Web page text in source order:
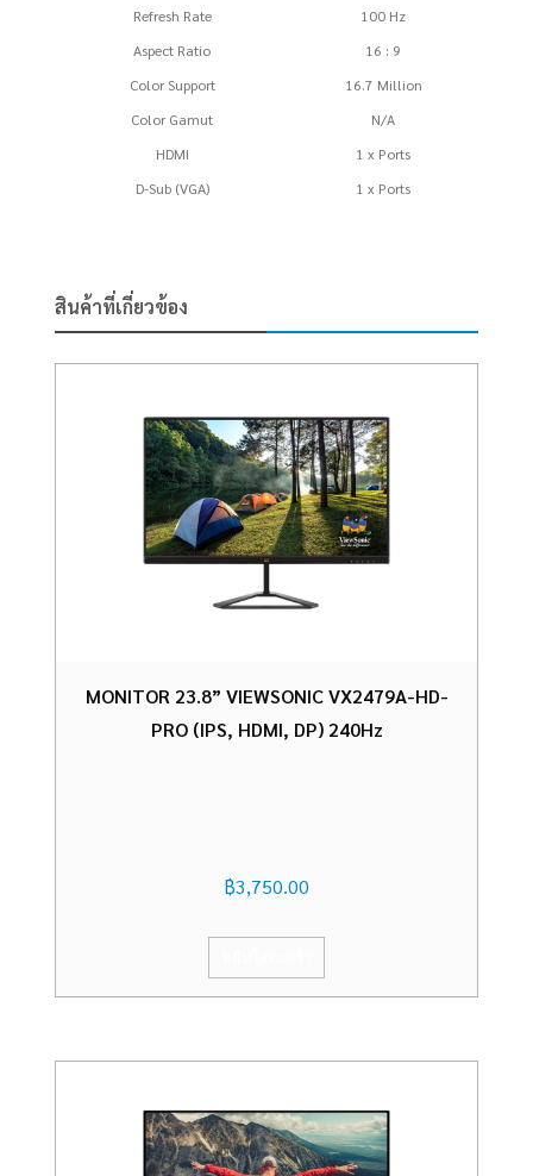
Refresh Rate
100 Hz
Aspect Ratio
16 : 9
Color Support
16.7 Million
Color Gamut
N/A
HDMI
1 x Ports
D-Sub (VGA)
1 x Ports
สินค้าที่เกี่ยวข้อง
MONITOR 23.8” VIEWSONIC VX2479A-HD-
PRO (IPS, HDMI, DP) 240Hz
฿3,750.00